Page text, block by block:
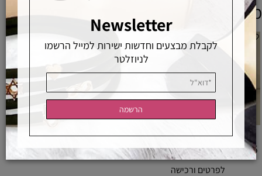
מוצרים משלימים
צבעי סיליקון
₪5
לפרטים ורכישה
Newsletter
לקבלת מבצעים וחדשות ישירות למייל הרשמו
לניוזלטר